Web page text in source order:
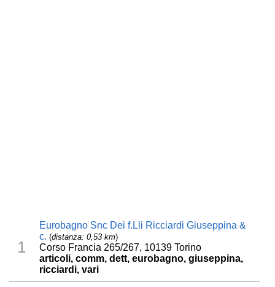
1
Eurobagno Snc Dei f.Lli Ricciardi Giuseppina &
c. (distanza: 0,53 km)
Corso Francia 265/267, 10139 Torino
articoli, comm, dett, eurobagno, giuseppina,
ricciardi, vari